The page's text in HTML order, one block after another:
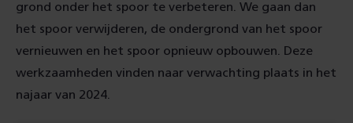
grond onder het spoor te verbeteren. We gaan dan
het spoor verwijderen, de ondergrond van het spoor
vernieuwen en het spoor opnieuw opbouwen. Deze
werkzaamheden vinden naar verwachting plaats in het
najaar van 2024.